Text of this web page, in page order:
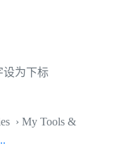
设为下标
› My Tools &